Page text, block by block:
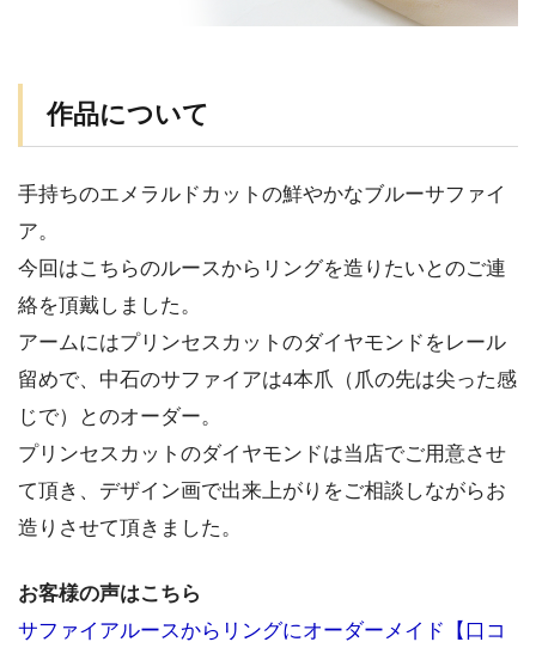
作品について
手持ちのエメラルドカットの鮮やかなブルーサファイ
ア。
今回はこちらのルースからリングを造りたいとのご連
絡を頂戴しました。
アームにはプリンセスカットのダイヤモンドをレール
留めで、中石のサファイアは4本爪（爪の先は尖った感
じで）とのオーダー。
プリンセスカットのダイヤモンドは当店でご用意させ
て頂き、デザイン画で出来上がりをご相談しながらお
造りさせて頂きました。
お客様の声はこちら
サファイアルースからリングにオーダーメイド【口コ